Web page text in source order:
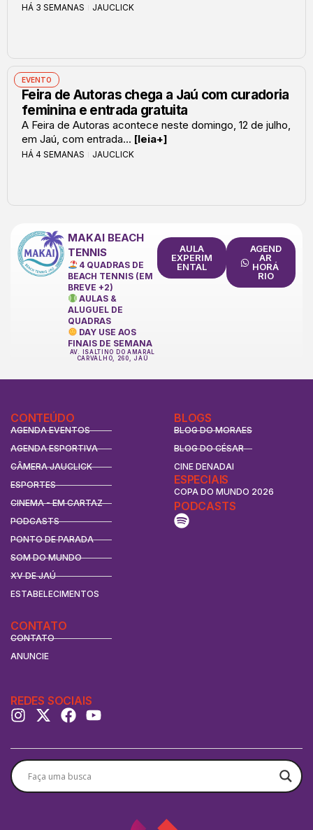
HÁ 3 SEMANAS JAUCLICK
EVENTO
Feira de Autoras chega a Jaú com curadoria
feminina e entrada gratuita
A Feira de Autoras acontece neste domingo, 12 de julho,
em Jaú, com entrada... [leia+]
HÁ 4 SEMANAS JAUCLICK
MAKAI BEACH
TENNIS
4 QUADRAS DE
BEACH TENNIS (EM
BREVE +2)
AULAS &
ALUGUEL DE
QUADRAS
DAY USE AOS
FINAIS DE SEMANA
AV. ISALTINO DO AMARAL
CARVALHO, 260, JAÚ
AULA
EXPERIM
ENTAL
AGEND
AR
HORÁ
RIO
CONTEÚDO
AGENDA EVENTOS
AGENDA ESPORTIVA
CÂMERA JAUCLICK
ESPORTES
CINEMA - EM CARTAZ
PODCASTS
PONTO DE PARADA
SOM DO MUNDO
XV DE JAÚ
ESTABELECIMENTOS
BLOGS
BLOG DO MORAES
BLOG DO CÉSAR
CINE DENADAI
ESPECIAIS
COPA DO MUNDO 2026
CONTATO
CONTATO
ANUNCIE
PODCASTS
REDES SOCIAIS